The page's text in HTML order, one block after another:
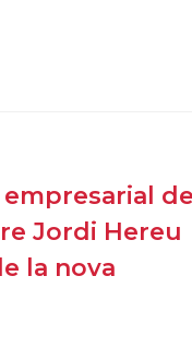
Jordi Hereu
la nova